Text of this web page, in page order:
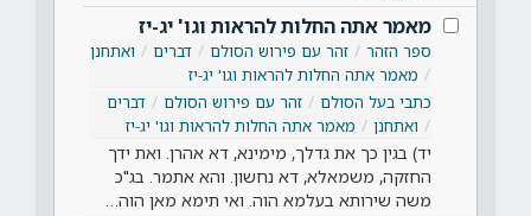
מאמר אתה החלות להראות וגו' יג-יז
ספר הזהר זהר עם פירוש הסולם דברים
ואתחנן
מאמר אתה החלות להראות וגו' יג-יז
כתבי בעל הסולם
זהר עם פירוש הסולם
דברים
ואתחנן
מאמר אתה החלות להראות וגו' יג-יז
יד) בגין כך את גדלך, מימינא, דא אהרן. ואת ידך
החזקה, משמאלא, דא נחשון. והא אתמר. בג"כ
משה שירותא בעלמא הוה. ואי תימא מאן הוה…